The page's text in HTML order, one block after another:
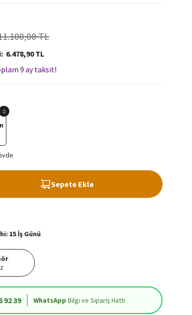
TL
6.478,90 TL
9 ay taksit!
Sepete Ekle
15 İş Günü
92 39 WhatsApp Bilgi ve Sipariş Hattı